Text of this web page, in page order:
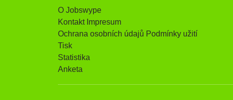
O Jobswype
Kontakt Impresum
Ochrana osobních údajů Podmínky užití
Tisk
Statistika
Anketa